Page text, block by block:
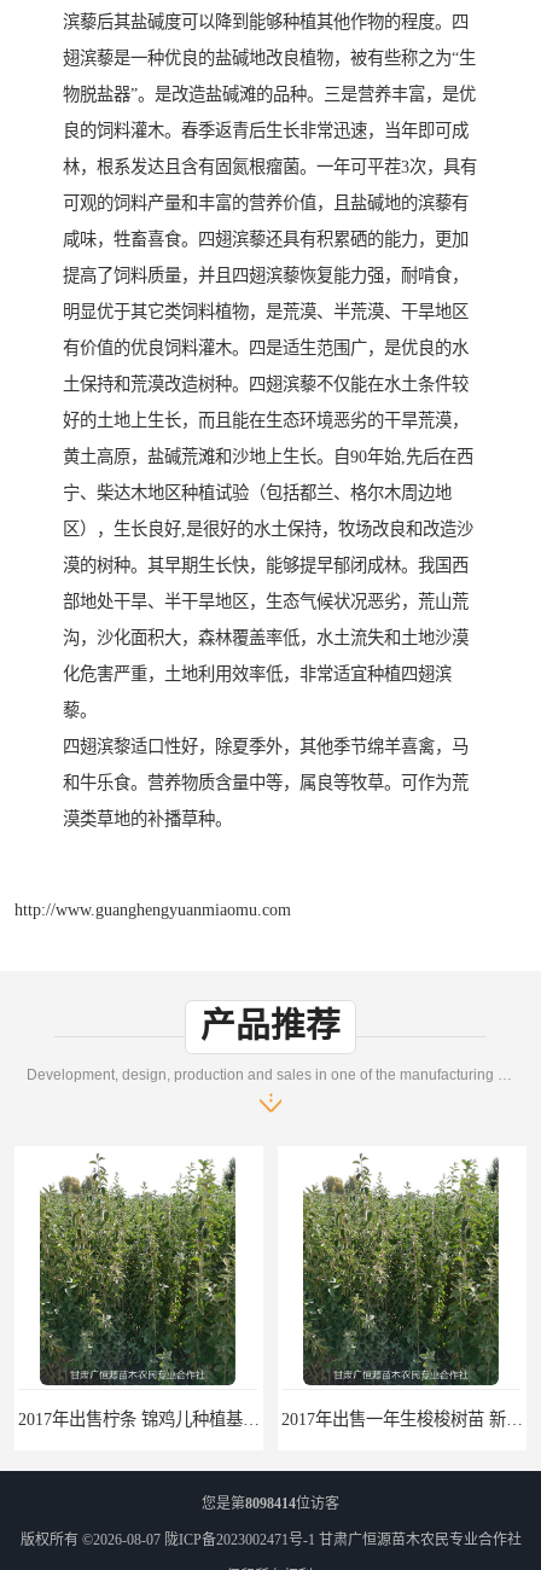
滨藜后其盐碱度可以降到能够种植其他作物的程度。四
翅滨藜是一种优良的盐碱地改良植物，被有些称之为“生
物脱盐器”。是改造盐碱滩的品种。三是营养丰富，是优
良的饲料灌木。春季返青后生长非常迅速，当年即可成
林，根系发达且含有固氮根瘤菌。一年可平茬3次，具有
可观的饲料产量和丰富的营养价值，且盐碱地的滨藜有
咸味，牲畜喜食。四翅滨藜还具有积累硒的能力，更加
提高了饲料质量，并且四翅滨藜恢复能力强，耐啃食，
明显优于其它类饲料植物，是荒漠、半荒漠、干旱地区
有价值的优良饲料灌木。四是适生范围广，是优良的水
土保持和荒漠改造树种。四翅滨藜不仅能在水土条件较
好的土地上生长，而且能在生态环境恶劣的干旱荒漠，
黄土高原，盐碱荒滩和沙地上生长。自90年始,先后在西
宁、柴达木地区种植试验（包括都兰、格尔木周边地
区），生长良好,是很好的水土保持，牧场改良和改造沙
漠的树种。其早期生长快，能够提早郁闭成林。我国西
部地处干旱、半干旱地区，生态气候状况恶劣，荒山荒
沟，沙化面积大，森林覆盖率低，水土流失和土地沙漠
化危害严重，土地利用效率低，非常适宜种植四翅滨
藜。
四翅滨黎适口性好，除夏季外，其他季节绵羊喜禽，马
和牛乐食。营养物质含量中等，属良等牧草。可作为荒
漠类草地的补播草种。
http://www.guanghengyuanmiaomu.com
产品推荐
您是第8098414位访客
版权所有 ©2026-08-07 陇ICP备2023002471号-1 甘肃广恒源苗木农民专业合作社